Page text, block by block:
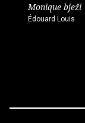
Monique bježi
Édouard Louis